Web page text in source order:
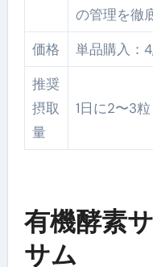
の管理を徹
価格
単品購入：
推奨
摂取
量
1日に2〜3粒
有機酵素
サム